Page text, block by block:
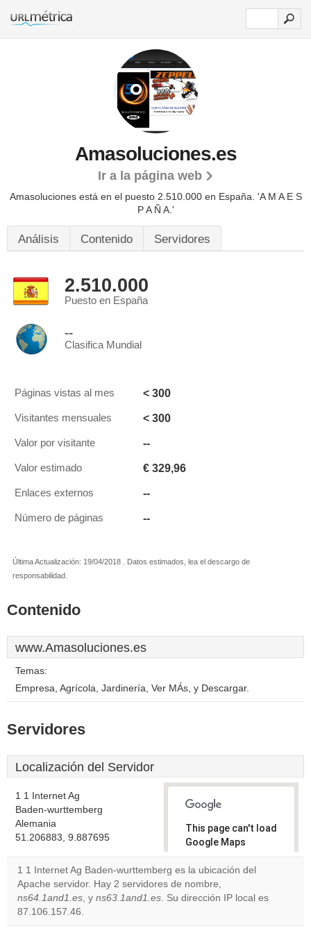
Amasoluciones.es
Ir a la página web
Amasoluciones está en el puesto 2.510.000 en España. 'A M A E S
P A Ñ A.'
Análisis Contenido Servidores
2.510.000
Puesto en España
--
Clasifica Mundial
Páginas vistas al mes < 300
Visitantes mensuales < 300
Valor por visitante --
Valor estimado € 329,96
Enlaces externos --
Número de páginas --
Última Actualización: 19/04/2018 . Datos estimados, lea el descargo de
responsabilidad.
Contenido
www.Amasoluciones.es
Temas:
Empresa, Agrícola, Jardinería, Ver MÁs, y Descargar.
Servidores
Localización del Servidor
1 1 Internet Ag
Baden-wurttemberg
Alemania
51.206883, 9.887695
This page can't load
Google Maps
correctly.
Do you
own this
OK
1 1 Internet Ag Baden-wurttemberg es la ubicación del
Apache servidor. Hay 2 servidores de nombre,
ns64.1and1.es, y ns63.1and1.es. Su dirección IP local es
87.106.157.46.